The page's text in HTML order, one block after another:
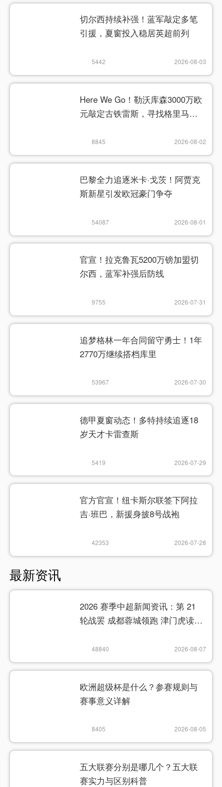
切尔西持续补强！蓝军敲定多笔
引援，夏窗投入稳居英超前列
5442 2026-08-03
Here We Go！勒沃库森3000万欧
元敲定古铁雷斯，寻找格里马尔
8845 2026-08-02
巴黎全力追逐米卡·戈茨！阿贾克
斯新星引发欧冠豪门争夺
54087 2026-08-01
官宣！拉克鲁瓦5200万镑加盟切
尔西，蓝军补强后防线
9755 2026-07-31
追梦格林一年合同留守勇士！1年
2770万继续搭档库里
53967 2026-07-30
德甲夏窗动态！多特持续追逐18
岁天才卡雷查斯
5419 2026-07-29
官方官宣！纽卡斯尔联签下阿拉
吉·班巴，新援身披8号战袍
42353 2026-07-28
最新资讯
2026 赛季中超新闻资讯：第 21
轮战罢 成都蓉城领跑 津门虎读秒
48840 2026-08-07
欧洲超级杯是什么？参赛规则与
赛事意义详解
8405 2026-08-05
五大联赛分别是哪几个？五大联
赛实力与区别科普